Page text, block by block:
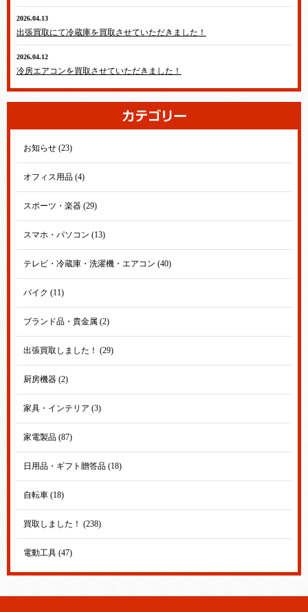
2026.04.13
出張買取にて冷蔵庫を買取させていただきました！
2026.04.12
冷房エアコンを買取させていただきました！
お知らせ (23)
オフィス用品 (4)
スポーツ・楽器 (29)
スマホ・パソコン (13)
テレビ・冷蔵庫・洗濯機・エアコン (40)
バイク (11)
ブランド品・貴金属 (2)
出張買取しました！ (29)
厨房機器 (2)
家具・インテリア (3)
家電製品 (87)
日用品・ギフト贈答品 (18)
自転車 (18)
買取しました！ (238)
電動工具 (47)